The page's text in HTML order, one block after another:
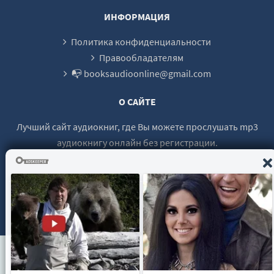
1. Ароматы и запахи в культуре_027
1. Ароматы и запахи в культуре_029
1. Ароматы и запахи в культуре_030
1. Ароматы и запахи в культуре_033
1. Ароматы и запахи в культуре_034
1. Ароматы и запахи в культуре_035
1. Ароматы и запахи в культуре_036
1. Ароматы и запахи в культуре_037
1. Ароматы и запахи в культуре_038
1. Ароматы и запахи в культуре_039
ИНФОРМАЦИЯ
Политика конфиденциальности
Правообладателям
📭 booksaudioonline@gmail.com
О САЙТЕ
Лучший сайт аудиокниг, где Вы можете прослушать mp3
аудиокнигу онлайн без регистрации.
© 2021 - 2026 booksaudio-online.com Все права защищены.